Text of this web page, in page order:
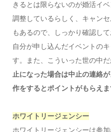
きるとは限らないのが婚活イ
調整しているらしく、キャン
もあるので、しっかり確認し
自分が申し込んだイベントの
す。また、こういった世の中だ
止になった場合は中止の連絡
作をするとポイントがもらえ
ホワイトリージェンシー
ホワイトリージェンシーは参